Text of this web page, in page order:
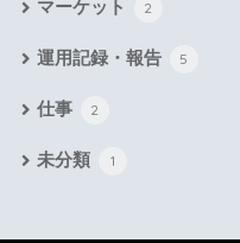
マーケット 2
運用記録・報告 5
仕事 2
未分類 1